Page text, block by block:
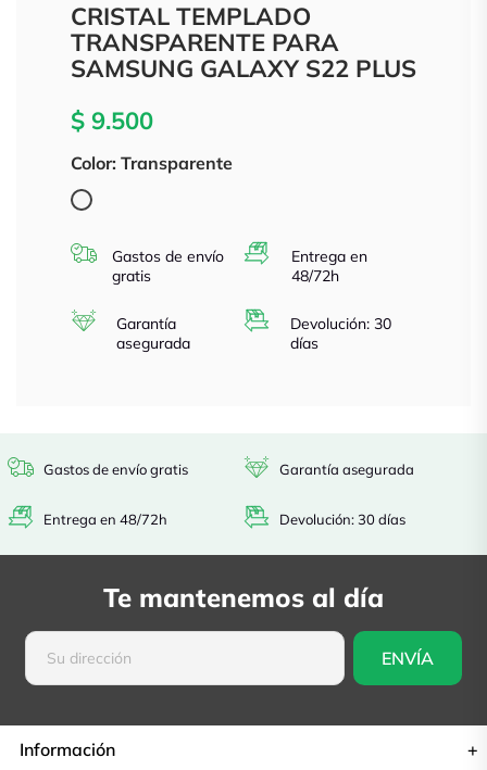
CRISTAL TEMPLADO
TRANSPARENTE PARA
SAMSUNG GALAXY S22 PLUS
$ 9.500
Color: Transparente
Transparente
Gastos de envío
gratis
Entrega en
48/72h
Garantía
asegurada
Devolución: 30
días
Gastos de envío gratis
Entrega en 48/72h
Garantía asegurada
Devolución: 30 días
Te mantenemos al día
Información